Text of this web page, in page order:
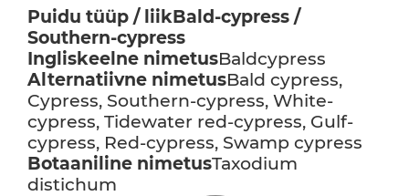
Puidu tüüp / liikBald-cypress /
Southern-cypress
Ingliskeelne nimetusBaldcypress
Alternatiivne nimetusBald cypress,
Cypress, Southern-cypress, White-
cypress, Tidewater red-cypress, Gulf-
cypress, Red-cypress, Swamp cypress
Botaaniline nimetusTaxodium
distichum